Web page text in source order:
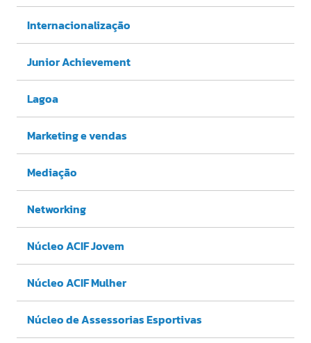
Internacionalização
Junior Achievement
Lagoa
Marketing e vendas
Mediação
Networking
Núcleo ACIF Jovem
Núcleo ACIF Mulher
Núcleo de Assessorias Esportivas